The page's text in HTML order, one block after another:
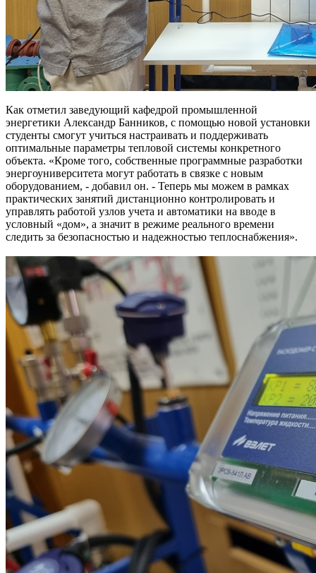
Как отметил заведующий кафедрой промышленной
энергетики Александр Банников, с помощью новой установки
студенты смогут учиться настраивать и поддерживать
оптимальные параметры тепловой системы конкретного
объекта. «Кроме того, собственные программные разработки
энергоуниверситета могут работать в связке с новым
оборудованием, - добавил он. - Теперь мы можем в рамках
практических занятий дистанционно контролировать и
управлять работой узлов учета и автоматики на вводе в
условный «дом», а значит в режиме реального времени
следить за безопасностью и надежностью теплоснабжения».